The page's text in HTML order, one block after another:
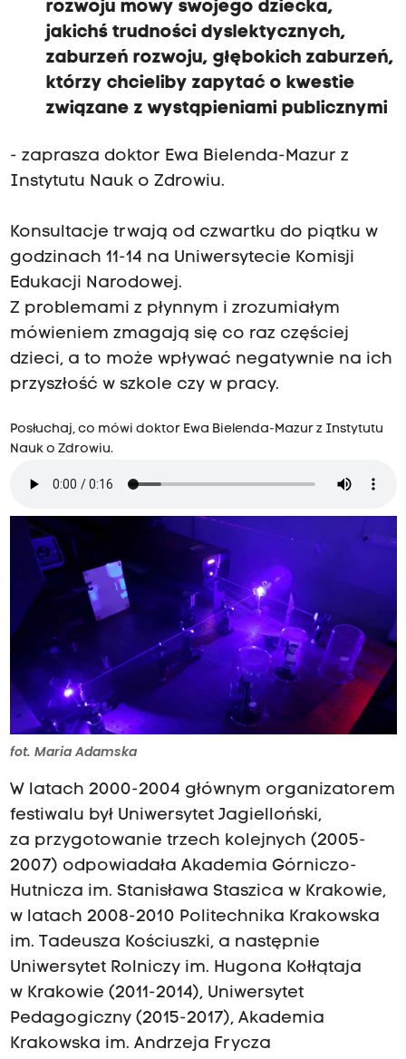
rozwoju mowy swojego dziecka,
jakichś trudności dyslektycznych,
zaburzeń rozwoju, głębokich zaburzeń,
którzy chcieliby zapytać o kwestie
związane z wystąpieniami publicznymi
- zaprasza doktor Ewa Bielenda-Mazur z
Instytutu Nauk o Zdrowiu.
Konsultacje trwają od czwartku do piątku w
godzinach 11-14 na Uniwersytecie Komisji
Edukacji Narodowej.
Z problemami z płynnym i zrozumiałym
mówieniem zmagają się co raz częściej
dzieci, a to może wpływać negatywnie na ich
przyszłość w szkole czy w pracy.
Posłuchaj, co mówi doktor Ewa Bielenda-Mazur z Instytutu
Nauk o Zdrowiu.
fot. Maria Adamska
W latach 2000-2004 głównym organizatorem
festiwalu był Uniwersytet Jagielloński,
za przygotowanie trzech kolejnych (2005-
2007) odpowiadała Akademia Górniczo-
Hutnicza im. Stanisława Staszica w Krakowie,
w latach 2008-2010 Politechnika Krakowska
im. Tadeusza Kościuszki, a następnie
Uniwersytet Rolniczy im. Hugona Kołłątaja
w Krakowie (2011-2014), Uniwersytet
Pedagogiczny (2015-2017), Akademia
Krakowska im. Andrzeja Frycza